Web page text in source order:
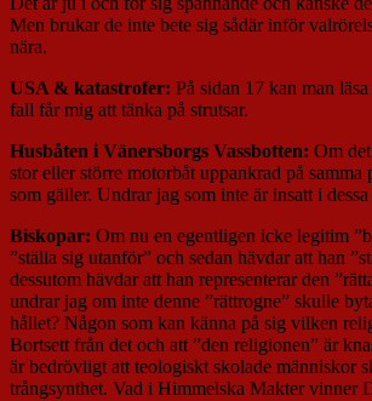
Men brukar de inte bete sig sådär inför
nära.
USA & katastrofer: På sidan 17 kan man
fall får mig att tänka på strutsar.
Husbåten i Vänersborgs Vassbotten: Om
stor eller större motorbåt uppankrad på samma
som gäller. Undrar jag som inte är insatt i dessa
Biskopar: Om nu en egentligen icke legitim
”ställa sig utanför” och sedan hävdar att han
dessutom hävdar att han representerar den
undrar jag om inte denne ”rättrogne” skulle
hållet? Någon som kan känna på sig vilken
Bortsett från det och att ”den religionen” är
är bedrövligt att teologiskt skolade människor
trångsynthet. Vad i Himmelska Makter vinner